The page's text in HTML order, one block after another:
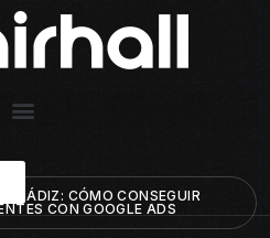
CÁDIZ: CÓMO CONSEGUIR
CON GOOGLE ADS